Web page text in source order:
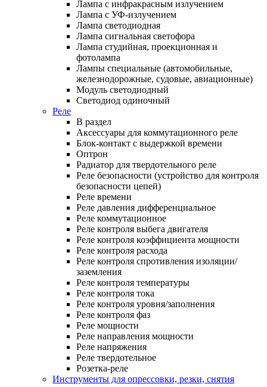
Лампа с инфракрасным излучением
Лампа с УФ-излучением
Лампа светодиодная
Лампа сигнальная светофора
Лампа студийная, проекционная и
фотолампа
Лампы специальные (автомобильные,
железнодорожные, судовые, авиационные)
Модуль светодиодный
Светодиод одиночный
Реле
В раздел
Аксессуары для коммутационного реле
Блок-контакт с выдержкой времени
Оптрон
Радиатор для твердотельного реле
Реле безопасности (устройство для контроля
безопасности цепей)
Реле времени
Реле давления дифференциальное
Реле коммутационное
Реле контроля выбега двигателя
Реле контроля коэффициента мощности
Реле контроля расхода
Реле контроля спротивления изоляции/
заземления
Реле контроля температуры
Реле контроля тока
Реле контроля уровня/заполнения
Реле контроля фаз
Реле мощности
Реле направления мощности
Реле напряжения
Реле твердотельное
Розетка-реле
Инструменты для опрессовки, резки, снятия